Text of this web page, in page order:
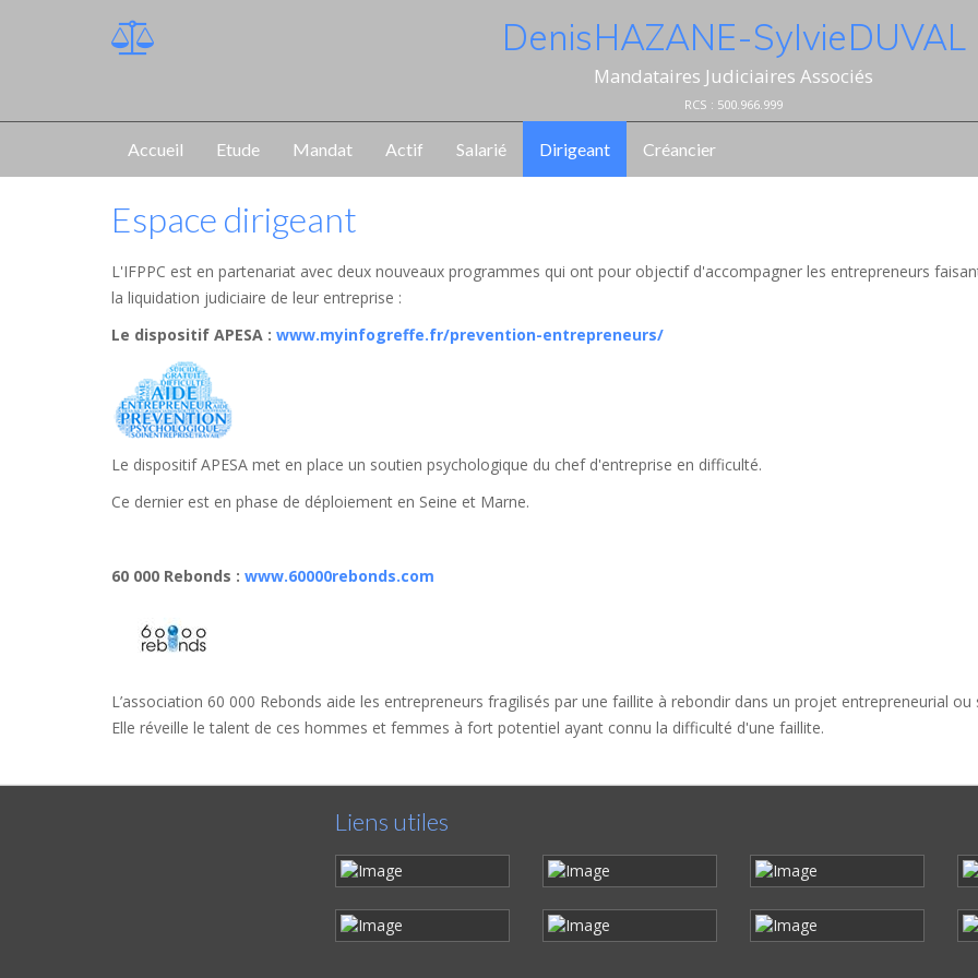
Denis HAZANE - Sylvie DUVAL
Mandataires Judiciaires Associés
RCS : 500.966.999
Accueil Etude Mandat Actif Salarié Dirigeant Créancier
Espace dirigeant
L'IFPPC est en partenariat avec deux nouveaux programmes qui ont pour objectif d'accompagner les entrepreneurs
la liquidation judiciaire de leur entreprise :
Le dispositif APESA : www.myinfogreffe.fr/prevention-entrepreneurs/
Le dispositif APESA met en place un soutien psychologique du chef d'entreprise en difficulté.
Ce dernier est en phase de déploiement en Seine et Marne.
60 000 Rebonds : www.60000rebonds.com
L’association 60 000 Rebonds aide les entrepreneurs fragilisés par une faillite à rebondir dans un projet entrepreneurial ou
Elle réveille le talent de ces hommes et femmes à fort potentiel ayant connu la difficulté d'une faillite.
Liens utiles